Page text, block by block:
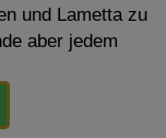
und Lametta zu
aber jedem